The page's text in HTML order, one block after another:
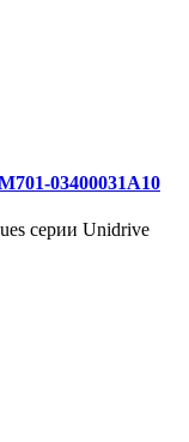
03400031А10
серии Unidrive